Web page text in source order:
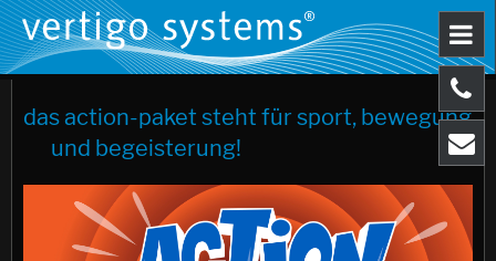
das action-paket steht für sport, bewegung
und begeisterung!